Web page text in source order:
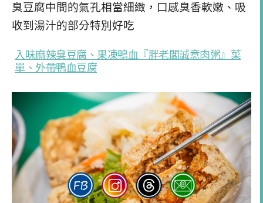
臭豆腐中間的氣孔相當細緻，口感臭香軟嫩、吸
收到湯汁的部分特別好吃
入味麻辣臭豆腐、果凍鴨血『胖老闆誠意肉粥』菜
單、外帶鴨血豆腐